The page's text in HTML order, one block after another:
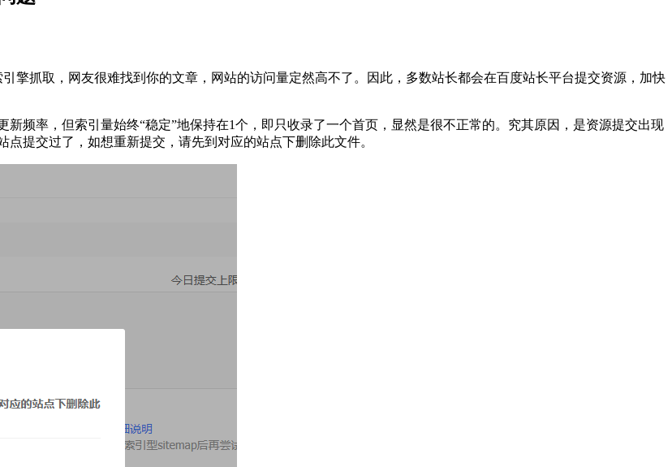
擎抓取，网友很难找到你的文章，网站的访问量定然高不了。因此，多数站长都会在百度站长平台提交资源，加快
频率，但索引量始终“稳定”地保持在1个，即只收录了一个首页，显然是很不正常的。究其原因，是资源提交出现
提交过了，如想重新提交，请先到对应的站点下删除此文件。